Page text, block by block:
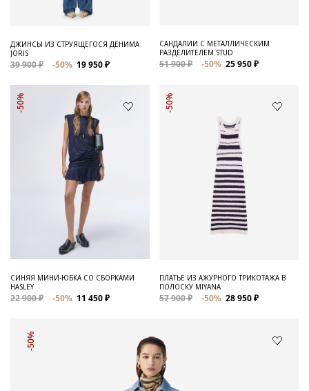
ДЖИНСЫ ИЗ СТРУЯЩЕГОСЯ ДЕНИМА
JORIS
39 900 ₽ -50% 19 950 ₽
САНДАЛИИ С МЕТАЛЛИЧЕСКИМ
РАЗДЕЛИТЕЛЕМ STUD
51 900 ₽ -50% 25 950 ₽
-50%
СИНЯЯ МИНИ-ЮБКА СО СБОРКАМИ
HASLEY
22 900 ₽ -50% 11 450 ₽
-50%
ПЛАТЬЕ ИЗ АЖУРНОГО ТРИКОТАЖА В
ПОЛОСКУ MIYANA
57 900 ₽ -50% 28 950 ₽
-50%